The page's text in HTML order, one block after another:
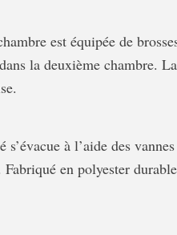
est équipée de
la deuxième chambre.
à l’aide des
en polyester